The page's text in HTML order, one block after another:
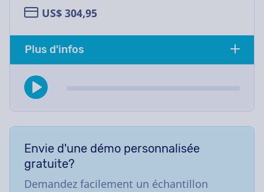
US$ 304,95
Plus d'infos
Envie d'une démo personnalisée
gratuite?
Demandez facilement un échantillon